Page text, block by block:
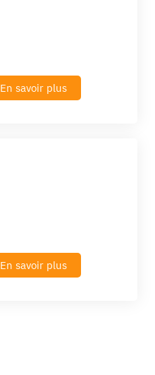
En savoir plus
En savoir plus